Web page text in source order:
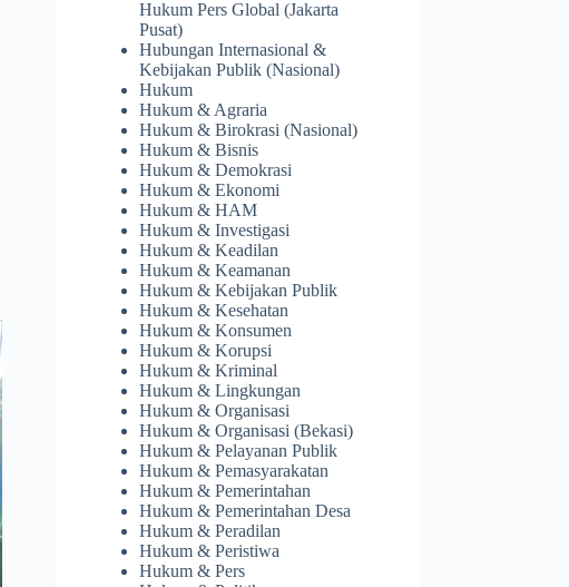
Hukum Pers Global (Jakarta
Pusat)
Hubungan Internasional &
Kebijakan Publik (Nasional)
Hukum
Hukum & Agraria
Hukum & Birokrasi (Nasional)
Hukum & Bisnis
Hukum & Demokrasi
Hukum & Ekonomi
Hukum & HAM
Hukum & Investigasi
Hukum & Keadilan
Hukum & Keamanan
Hukum & Kebijakan Publik
Hukum & Kesehatan
Hukum & Konsumen
Hukum & Korupsi
Hukum & Kriminal
Hukum & Lingkungan
Hukum & Organisasi
Hukum & Organisasi (Bekasi)
Hukum & Pelayanan Publik
Hukum & Pemasyarakatan
Hukum & Pemerintahan
Hukum & Pemerintahan Desa
Hukum & Peradilan
Hukum & Peristiwa
Hukum & Pers